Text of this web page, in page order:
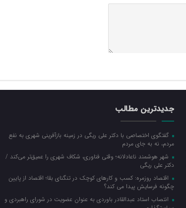
جدیدترین مطالب
گفتگوی اختصاصی با دکتر علی ریگی در زمینه بازآفرینی شهری به نفع
مردم، نه به جای مردم
شهر هوشمند ناعادلانه؛ وقتی فناوری، شکاف شهری را عمیق‌تر می‌کند /
دکتر علی ریگی
اقتصاد روزمره: کسب‌ و کارهای کوچک در تنگنای بقا؛ اقتصاد از پایین
چگونه فرسایش پیدا می کند؟
انتصاب استاد عبدالقادر باوردی به عنوان عضویت در شورای راهبردی و